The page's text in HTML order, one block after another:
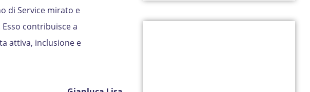
di Service mirato e
contribuisce a
attiva, inclusione e